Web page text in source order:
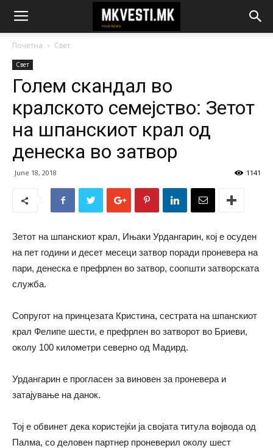
Почетна Свет
Свет
Голем скандал во
кралското семејство: Зетот
на шпанскиот крал од
денеска во затвор
June 18, 2018 1141
Зетот на шпанскиот крал, Ињаки Урдангарин, кој е осуден
на пет години и десет месеци затвор поради проневера на
пари, денеска е префрлен во затвор, соопшти затворската
служба.
Сопругот на принцезата Кристина, сестрата на шпанскиот
крал Фелипе шести, е префрлен во затворот во Бриеви,
околу 100 километри северно од Мадирд.
Урдангарин е прогласен за виновен за проневера и
затајување на данок.
Тој е обвинет дека користејќи ја својата титула војвода од
Палма, со деловен партнер проневерил околу шест